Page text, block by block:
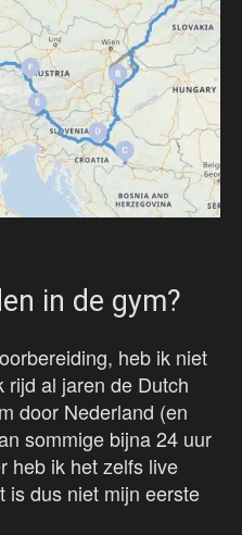
in de gym?
heb ik niet
rijd al jaren de Dutch
door Nederland (en
sommige bijna 24 uur
heb ik het zelfs live
is dus niet mijn eerste